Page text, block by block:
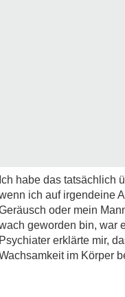
Ich habe das tatsächlich
ich auf irgendeine
oder mein
geworden bin, war
Psychiater erklärte mir,
im Körper